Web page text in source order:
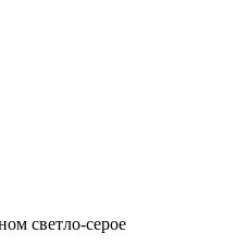
cветло-серое